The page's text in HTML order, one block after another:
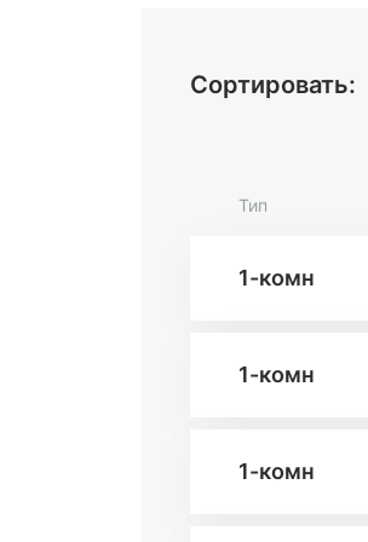
Сортировать:
Тип
1-комн
1-комн
1-комн